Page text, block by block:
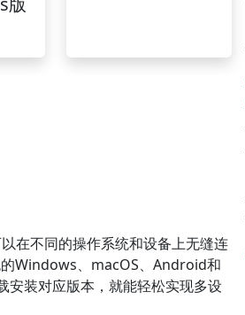
在不同的操作系统和设备上无缝连
Windows、macOS、Android和
安装对应版本，就能轻松实现多设